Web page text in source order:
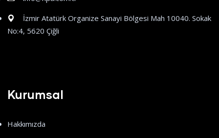
İzmir Atatürk Organize Sanayi Bölgesi Mah 10040. Sokak
No:4, 5620 Çiğli
Kurumsal
Hakkımızda